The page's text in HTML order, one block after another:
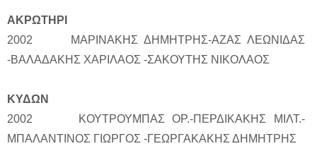
ΑΚΡΩΤΗΡΙ
2002 ΜΑΡΙΝΑΚΗΣ ΔΗΜΗΤΡΗΣ-ΑΖΑΣ ΛΕΩΝΙΔΑΣ
-ΒΑΛΑΔΑΚΗΣ ΧΑΡΙΛΑΟΣ -ΣΑΚΟΥΤΗΣ ΝΙΚΟΛΑΟΣ
ΚΥΔΩΝ
2002 ΚΟΥΤΡΟΥΜΠΑΣ ΟΡ.-ΠΕΡΔΙΚΑΚΗΣ ΜΙΛΤ.-
ΜΠΑΛΑΝΤΙΝΟΣ ΓΙΩΡΓΟΣ -ΓΕΩΡΓΑΚΑΚΗΣ ΔΗΜΗΤΡΗΣ